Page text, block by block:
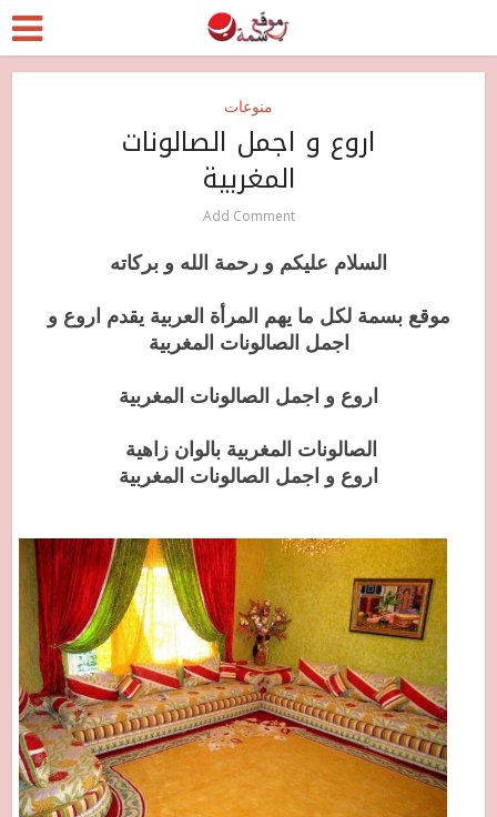
منوعات
اروع و اجمل الصالونات
المغربية
Add Comment
السلام عليكم و رحمة الله و بركاته
موقع بسمة لكل ما يهم المرأة العربية يقدم اروع و
اجمل الصالونات المغربية
اروع و اجمل الصالونات المغربية
الصالونات المغربية بالوان زاهية
اروع و اجمل الصالونات المغربية